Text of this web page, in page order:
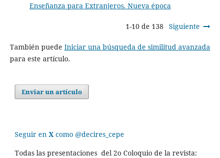
Enseñanza para Extranjeros. Nueva época
1-10 de 138 Siguiente
También puede Iniciar una búsqueda de similitud avanzada
para este artículo.
Enviar un artículo
Seguir en X como @decires_cepe
Todas las presentaciones del 2o Coloquio de la revista: